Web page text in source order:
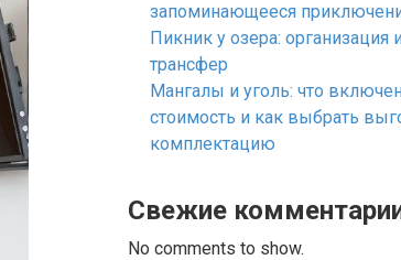
запоминающееся
Пикник у озера: организация
трансфер
Мангалы и уголь: что
стоимость и как выбрать
комплектацию
Свежие
No comments to show.